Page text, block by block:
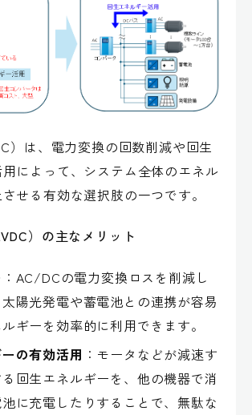
）は、電力変換の回数削減や回生
によって、システム全体のエネル
せる有効な選択肢の一つです。
）の主なメリット
：AC/DCの電力変換ロスを削減し
陽光発電や蓄電池との連携が容易
ギーを効率的に利用できます。
の有効活用 ：モータなどが減速す
回生エネルギーを、他の機器で消
に充電したりすることで、無駄な